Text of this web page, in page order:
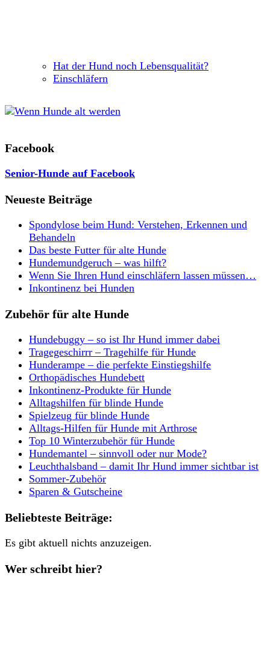
Hat der Hund noch Lebensqualität?
Einschläfern
Facebook
Senior-Hunde auf Facebook
Neueste Beiträge
Spondylose beim Hund: Verstehen, Erkennen und
Behandeln
Das beste Futter für alte Hunde
Hundemundgeruch – was hilft?
Wenn Sie Ihren Hund einschläfern lassen müssen…
Inkontinenz bei Hunden
Zubehör für alte Hunde
Hundebuggy – so ist Ihr Hund immer dabei
Tragegeschirrr – Tragehilfe für Hunde
Hunderampe – die perfekte Einstiegshilfe
Orthopädisches Hundebett
Inkontinenz-Produkte für Hunde
Alltagshilfen für blinde Hunde
Spielzeug für blinde Hunde
Alltags-Hilfen für Hunde mit Arthrose
Top 10 Winterzubehör für Hunde
Hundemantel – sinnvoll oder nur Mode?
Leuchthalsband – damit Ihr Hund immer sichtbar ist
Sommer-Zubehör
Sparen & Gutscheine
Beliebteste Beiträge:
Es gibt aktuell nichts anzuzeigen.
Wer schreibt hier?